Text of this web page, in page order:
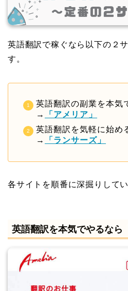
英語翻訳で稼ぐなら以下の２
す。
英語翻訳の副業を本気
→
「アメリア」
英語翻訳を気軽に始め
→
「ランサーズ」
各サイトを順番に深掘りしてい
英語翻訳を本気でやるなら